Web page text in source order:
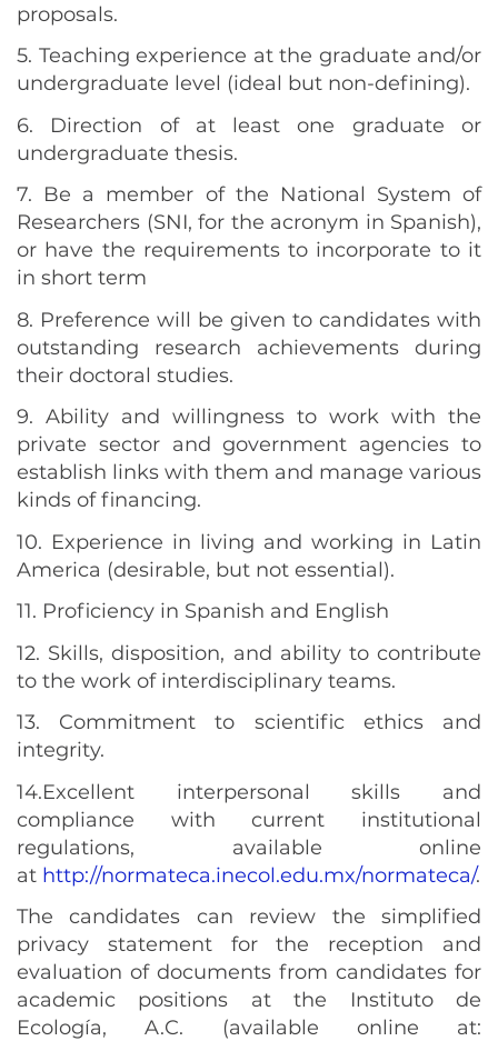
proposals.
5. Teaching experience at the graduate and/or
undergraduate level (ideal but non-defining).
6. Direction of at least one graduate or
undergraduate thesis.
7. Be a member of the National System of
Researchers (SNI, for the acronym in Spanish),
or have the requirements to incorporate to it
in short term
8. Preference will be given to candidates with
outstanding research achievements during
their doctoral studies.
9. Ability and willingness to work with the
private sector and government agencies to
establish links with them and manage various
kinds of financing.
10. Experience in living and working in Latin
America (desirable, but not essential).
11. Proficiency in Spanish and English
12. Skills, disposition, and ability to contribute
to the work of interdisciplinary teams.
13. Commitment to scientific ethics and
integrity.
14.Excellent interpersonal skills and
compliance with current institutional
regulations, available online
at http://normateca.inecol.edu.mx/normateca/.
The candidates can review the simplified
privacy statement for the reception and
evaluation of documents from candidates for
academic positions at the Instituto de
Ecología, A.C. (available online at: